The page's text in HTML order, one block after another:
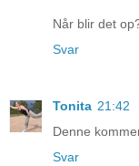
Når blir det
Svar
Tonita 21:42
Denne
Svar